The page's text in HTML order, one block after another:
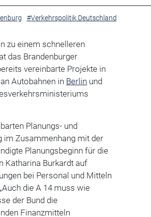
#Verkehrspolitik Deutschland
zu einem schnelleren
das Brandenburger
vereinbarte Projekte in
Autobahnen in Berlin und
Planungs- und
im Zusammenhang mit der
Planungsbeginn für die
Katharina Burkardt auf
bei Personal und Mitteln
die A 14 muss wie
der Bund die
Finanzmitteln